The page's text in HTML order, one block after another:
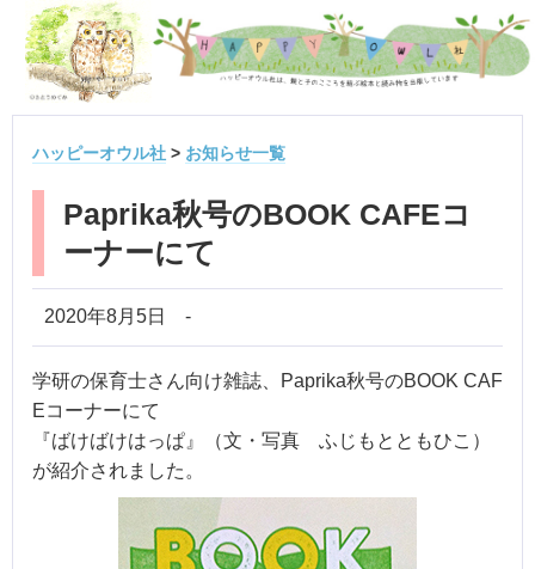
ハッピーオウル社 > お知らせ一覧
Paprika秋号のBOOK CAFEコ
ーナーにて
2020年8月5日 -
学研の保育士さん向け雑誌、Paprika秋号のBOOK CAF
Eコーナーにて
『ばけばけはっぱ』（文・写真 ふじもとともひこ）
が紹介されました。